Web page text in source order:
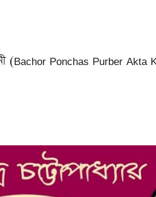
(Bachor Ponchas Purber Akta